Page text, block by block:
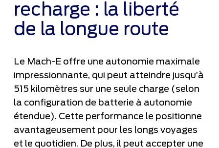
recharge : la liberté
de la longue route
Le Mach-E offre une autonomie maximale
impressionnante, qui peut atteindre jusqu’à
515 kilomètres sur une seule charge (selon
la configuration de batterie à autonomie
étendue). Cette performance le positionne
avantageusement pour les longs voyages
et le quotidien. De plus, il peut accepter une